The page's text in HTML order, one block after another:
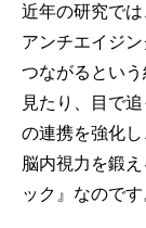
近年の研究で
アンチエイジン
つながるという
見たり、目で
の連携を強化し
脳内視力を鍛
ック』なのです